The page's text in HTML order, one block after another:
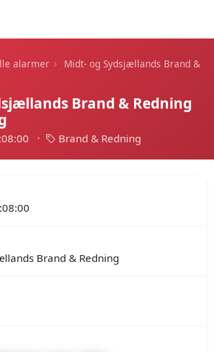
alarmer ›
Midt- og Sydsjællands Brand &
Brand & Redning
· Brand & Redning
Brand & Redning